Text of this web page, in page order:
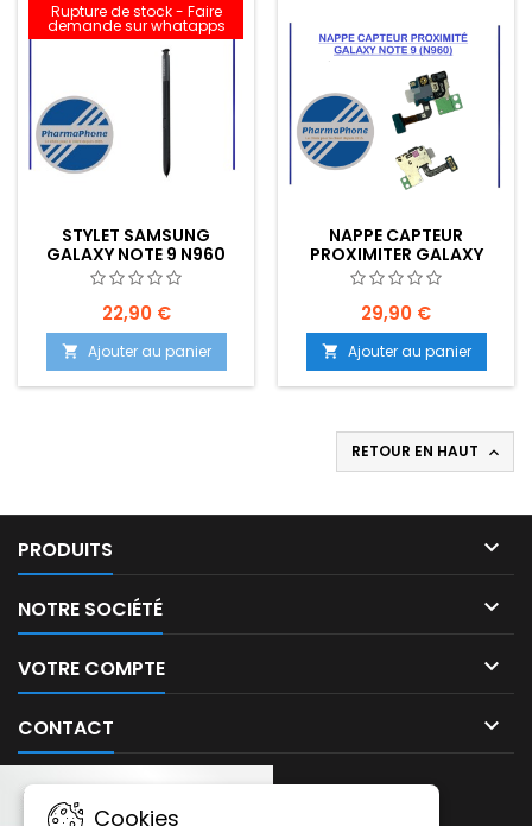
Rupture de stock - Faire
demande sur whatapps
STYLET SAMSUNG
GALAXY NOTE 9 N960
NOIR - EMPLACEMENT:
Z02-R15-E13
22,90 €
 Ajouter au panier
NAPPE CAPTEUR
PROXIMITER GALAXY
NOTE 9 (N960) -
EMPLACEMENT: Z02-R16-
B652
29,90 €
 Ajouter au panier
RETOUR EN HAUT 
PRODUITS 
NOTRE SOCIÉTÉ 
VOTRE COMPTE 
CONTACT 
Cookies